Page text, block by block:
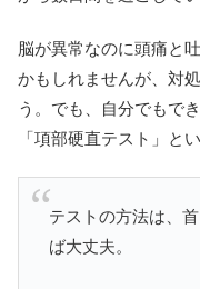
脳が異常なのに頭痛と
かもしれませんが、対
う。でも、自分でもで
「項部硬直テスト」と
テストの方法は、
ば大丈夫。